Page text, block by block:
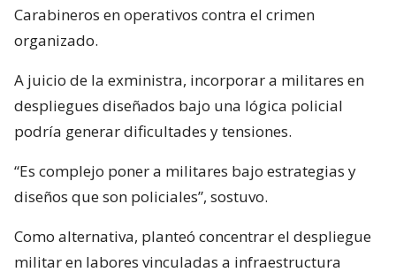
Carabineros en operativos contra el crimen
organizado.
A juicio de la exministra, incorporar a militares en
despliegues diseñados bajo una lógica policial
podría generar dificultades y tensiones.
“Es complejo poner a militares bajo estrategias y
diseños que son policiales”, sostuvo.
Como alternativa, planteó concentrar el despliegue
militar en labores vinculadas a infraestructura